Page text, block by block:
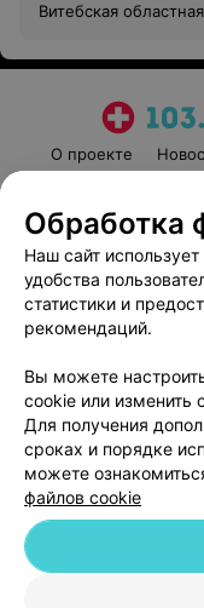
Витебская
О проекте
© 2026 ООО «Артокс Лаб»,
Обработка
Наш сайт
удобства
статистики и
рекомендаций.
Вы можете
cookie или изменить
Для получения
сроках и порядке
можете
файлов cookie